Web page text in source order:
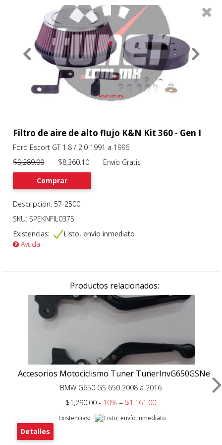
About
Services
Clients
Productos Filtros 0
Previous
Filtro de aire de alto flujo K&N Kit 360 - Gen I
Ford Escort GT 1.8 / 2.0 1991 a 1996
$9,289.00$8,360.10 Envío Gratis
Comprar
Descripción: 57-2500
SKU: SPEKNFIL0375
Existencias:
Listo, envío inmediato
Ayuda
Productos relacionados:
Accesorios Motociclismo Tuner TunerInvG650GSNe
BMW G650 GS 650 2008 a 2016
$1,290.00 - 10%= $1,161.00
Existencias: Listo, envío inmediato
Detalles